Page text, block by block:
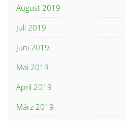
August 2019
Juli 2019
Juni 2019
Mai 2019
April 2019
März 2019